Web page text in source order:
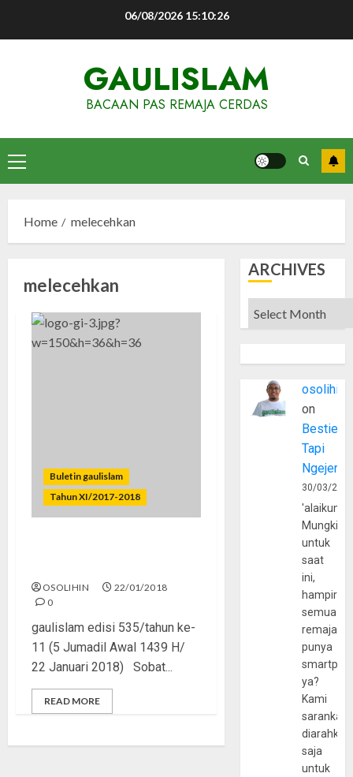
06/08/2026 15:10:26
GAULISLAM
BACAAN PAS REMAJA CERDAS
Primary
Menu
Home melecehkan
melecehkan
Buletin gaulislam
Tahun XI/2017-2018
OSOLIHIN
22/01/2018
0
gaulislam edisi 535/tahun ke-
11 (5 Jumadil Awal 1439 H/
22 Januari 2018) Sobat...
READ MORE
ARCHIVES
Archives
osolihin
on
Bestie
Tapi
30/03/
Mungkin
untuk
saat
ini,
hampir
semua
remaja
punya
ya?
Kami
sarankan,
diarahkan
saja
untuk